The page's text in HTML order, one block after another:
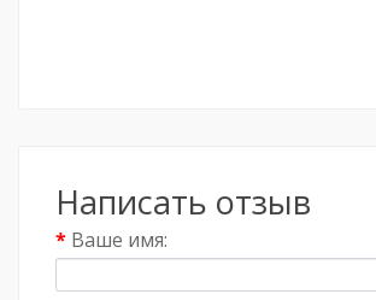
Написать отзыв
Ваше имя: